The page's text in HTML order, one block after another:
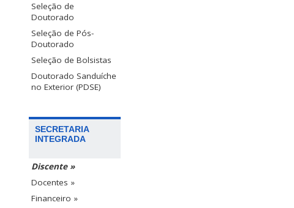
Seleção de
Doutorado
Seleção de Pós-
Doutorado
Seleção de Bolsistas
Doutorado Sanduíche
no Exterior (PDSE)
SECRETARIA
INTEGRADA
Discente »
Docentes »
Financeiro »